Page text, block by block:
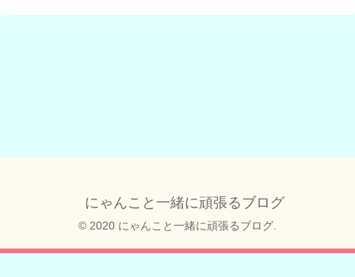
にゃんこと一緒に頑張るブログ
© 2020 にゃんこと一緒に頑張るブログ.